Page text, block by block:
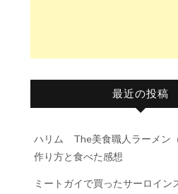
最近の投稿
ハリム The美食職人ラーメン
作り方と食べた感想
ミートガイで買ったサーロイン